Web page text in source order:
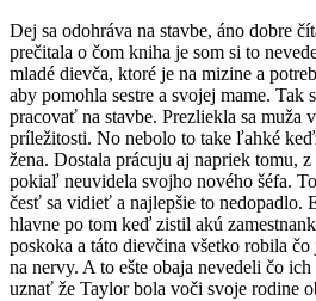
Dej sa odohráva na stavbe, áno dobre
prečitala o čom kniha je som si to
mladé dievča, ktoré je na mizine a
aby pomohla sestre a svojej mame. Tak
pracovať na stavbe. Prezliekla sa muža
príležitosti. No nebolo to take ľahké
žena. Dostala prácuju aj napriek tomu,
pokiaľ neuvidela svojho nového šéfa.
česť sa vidieť a najlepšie to nedopadlo.
hlavne po tom keď zistil akú
poskoka a táto dievčina všetko robila
na nervy. A to ešte obaja nevedeli čo
uznať že Taylor bola voči svoje rodine